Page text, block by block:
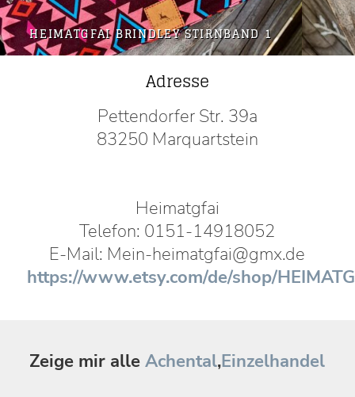
HEIMATGFAI BRINDLEY STIRNBAND 1
Adresse
Pettendorfer Str. 39a
83250 Marquartstein
Heimatgfai
Telefon: 0151-14918052
E-Mail: Mein-heimatgfai@gmx.de
https://www.etsy.com/de/shop/
Zeige mir alleAchental,Einzelhandel